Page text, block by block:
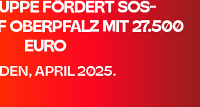
FÖRDERT SOS-
OBERPFALZ MIT 27.500
EURO
APRIL 2025.